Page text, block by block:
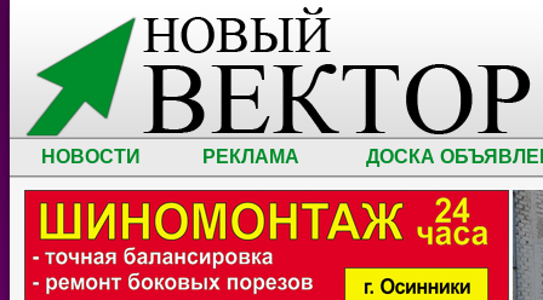
НОВОСТИ РЕКЛАМА ДОСКА